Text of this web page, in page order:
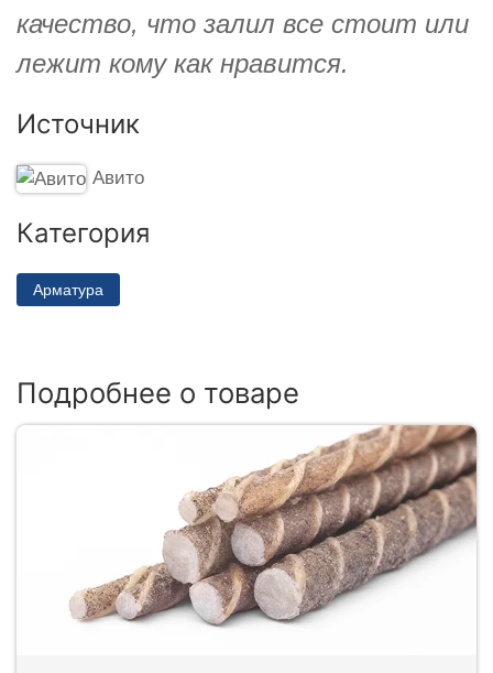
качество, что залил все стоит или
лежит кому как нравится.
Источник
Авито
Категория
Арматура
Подробнее о товаре